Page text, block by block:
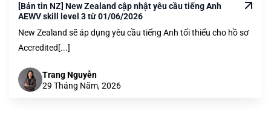
[Bản tin NZ] New Zealand cập nhật yêu cầu tiếng Anh
AEWV skill level 3 từ 01/06/2026
New Zealand sẽ áp dụng yêu cầu tiếng Anh tối thiểu cho hồ sơ
Accredited[...]
Trang Nguyễn
29 Tháng Năm, 2026